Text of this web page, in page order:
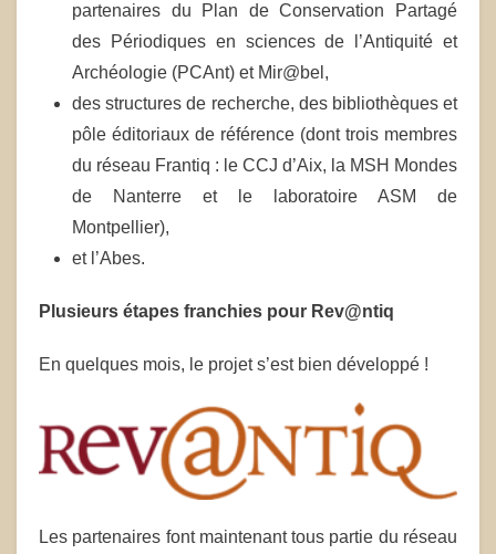
partenaires du Plan de Conservation Partagé
des Périodiques en sciences de l’Antiquité et
Archéologie (PCAnt) et Mir@bel,
des structures de recherche, des bibliothèques et
pôle éditoriaux de référence (dont trois membres
du réseau Frantiq : le CCJ d’Aix, la MSH Mondes
de Nanterre et le laboratoire ASM de
Montpellier),
et l’Abes.
Plusieurs étapes franchies pour Rev@ntiq
En quelques mois, le projet s’est bien développé !
Les partenaires font maintenant tous partie du réseau